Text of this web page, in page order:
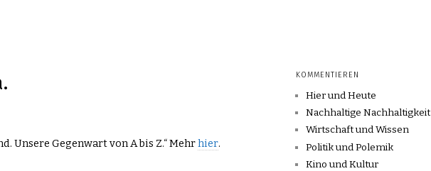
Unsere Gegenwart von A bis Z.“ Mehrhier.
KOMMENTIEREN
Hier und Heute
Nachhaltige Nachhaltigkeit
Wirtschaft und Wissen
Politik und Polemik
Kino und Kultur